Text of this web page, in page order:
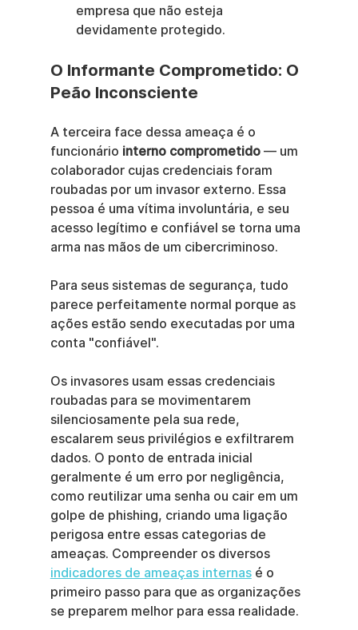
empresa que não esteja
devidamente protegido.
O Informante Comprometido: O
Peão Inconsciente
A terceira face dessa ameaça é o
funcionário interno comprometido — um
colaborador cujas credenciais foram
roubadas por um invasor externo. Essa
pessoa é uma vítima involuntária, e seu
acesso legítimo e confiável se torna uma
arma nas mãos de um cibercriminoso.
Para seus sistemas de segurança, tudo
parece perfeitamente normal porque as
ações estão sendo executadas por uma
conta "confiável".
Os invasores usam essas credenciais
roubadas para se movimentarem
silenciosamente pela sua rede,
escalarem seus privilégios e exfiltrarem
dados. O ponto de entrada inicial
geralmente é um erro por negligência,
como reutilizar uma senha ou cair em um
golpe de phishing, criando uma ligação
perigosa entre essas categorias de
ameaças. Compreender os diversos
indicadores de ameaças internas é o
primeiro passo para que as organizações
se preparem melhor para essa realidade.